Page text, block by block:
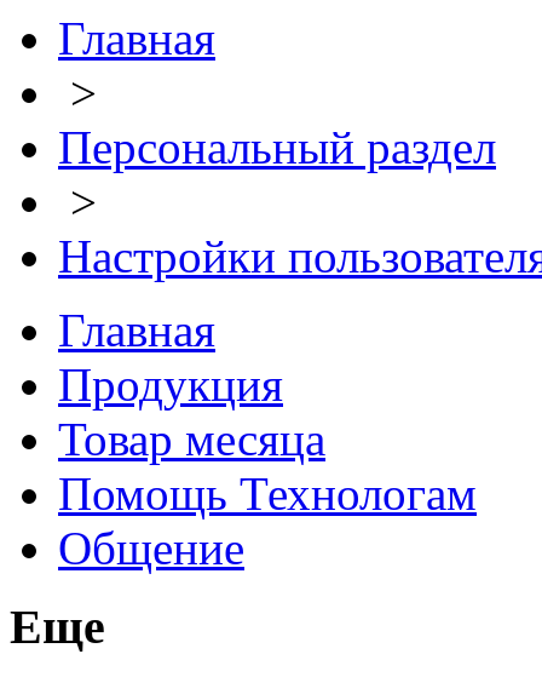
Главная
>
Персональный раздел
>
Настройки
Главная
Продукция
Товар месяца
Помощь Технологам
Общение
Еще